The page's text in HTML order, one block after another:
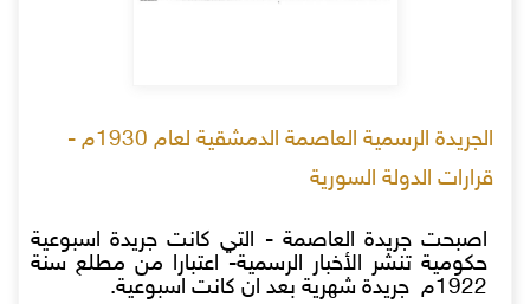
الجريدة الرسمية العاصمة الدمشقية لعام 1930م -
قرارات الدولة السورية
اصبحت جريدة العاصمة - التي كانت جريدة اسبوعية
حكومية تنشر الأخبار الرسمية- اعتبارا من مطلع سنة
1922م جريدة شهرية بعد ان كانت اسبوعية.